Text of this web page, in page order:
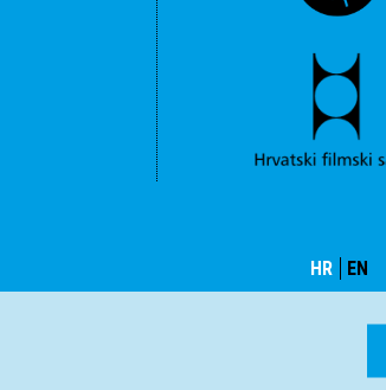
HR EN